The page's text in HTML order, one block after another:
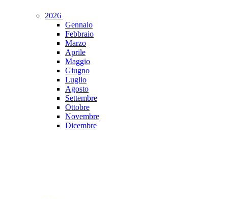
2026
Gennaio
Febbraio
Marzo
Aprile
Maggio
Giugno
Luglio
Agosto
Settembre
Ottobre
Novembre
Dicembre